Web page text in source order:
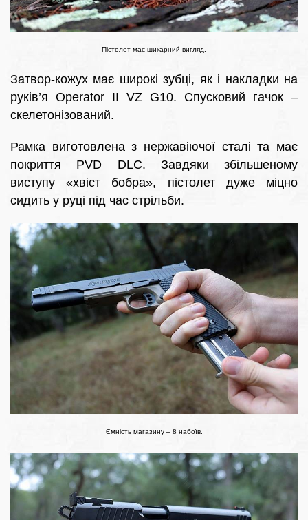
Пістолет має шикарний вигляд.
Затвор-кожух має широкі зубці, як і накладки на
руків’я Operator II VZ G10. Спусковий гачок –
скелетонізований.
Рамка виготовлена з нержавіючої сталі та має
покриття PVD DLC. Завдяки збільшеному
виступу «хвіст бобра», пістолет дуже міцно
сидить у руці під час стрільби.
Ємність магазину – 8 набоїв.